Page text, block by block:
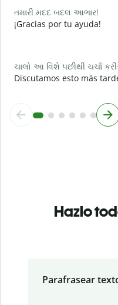
તમારી મદદ બદલ આભાર!
¡Gracias por tu ayuda!
ચાલો આ વિશે પછીથી ચર્ચા
Discutamos esto más
Hazlo
Parafrasear